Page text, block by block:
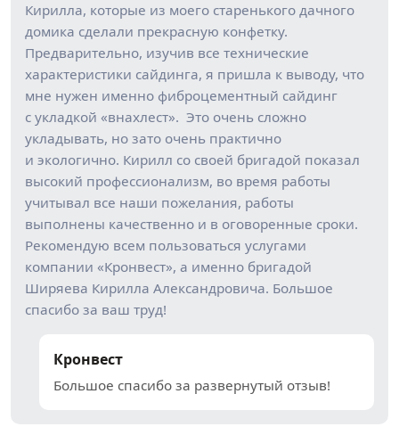
Кирилла, которые из моего старенького дачного
домика сделали прекрасную конфетку.
Предварительно, изучив все технические
характеристики сайдинга, я пришла к выводу, что
мне нужен именно фиброцементный сайдинг
с укладкой «внахлест». Это очень сложно
укладывать, но зато очень практично
и экологично. Кирилл со своей бригадой показал
высокий профессионализм, во время работы
учитывал все наши пожелания, работы
выполнены качественно и в оговоренные сроки.
Рекомендую всем пользоваться услугами
компании «Кронвест», а именно бригадой
Ширяева Кирилла Александровича. Большое
спасибо за ваш труд!
Кронвест
Большое спасибо за развернутый отзыв!